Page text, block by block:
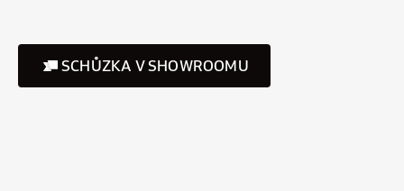
SCHŮZKA V SHOWROOMU